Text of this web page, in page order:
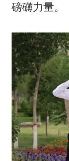
磅礴力量。